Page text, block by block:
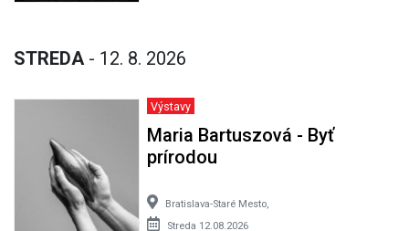
STREDA - 12. 8. 2026
Výstavy
Maria Bartuszová - Byť
prírodou
Bratislava-Staré Mesto,
Streda 12.08.2026